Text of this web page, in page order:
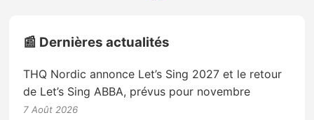
📰 Dernières actualités
THQ Nordic annonce Let’s Sing 2027 et le retour
de Let’s Sing ABBA, prévus pour novembre
7 Août 2026